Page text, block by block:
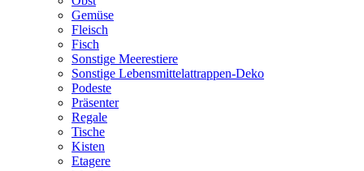
Gemüse
Fleisch
Fisch
Sonstige Meerestiere
Sonstige Lebensmittelattrappen-Deko
Podeste
Präsenter
Regale
Tische
Kisten
Etagere